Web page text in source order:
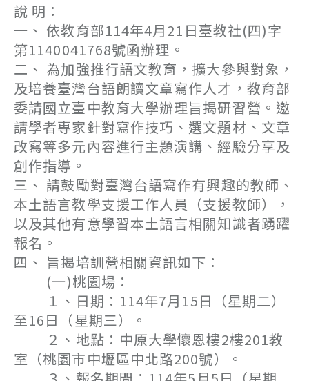
說 明：
一、 依教育部114年4月21日臺教社(四)字
第1140041768號函辦理。
二、 為加強推行語文教育，擴大參與對象，
及培養臺灣台語朗讀文章寫作人才，教育部
委請國立臺中教育大學辦理旨揭研習營。邀
請學者專家針對寫作技巧、選文題材、文章
改寫等多元內容進行主題演講、經驗分享及
創作指導。
三、 請鼓勵對臺灣台語寫作有興趣的教師、
本土語言教學支援工作人員（支援教師），
以及其他有意學習本土語言相關知識者踴躍
報名。
四、 旨揭培訓營相關資訊如下：
(一)桃園場：
１、日期：114年7月15日（星期二）
至16日（星期三）。
２、地點：中原大學懷恩樓2樓201教
室（桃園市中壢區中北路200號）。